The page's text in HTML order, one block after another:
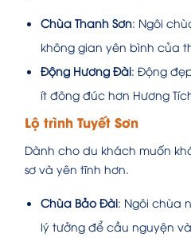
Chùa Thanh Sơn: Ngôi
không gian yên bình của
Động Hương Đài: Động
ít đông đúc hơn Hương
Lộ trình Tuyết Sơn
Dành cho du khách muốn
sơ và yên tĩnh hơn.
Chùa Bảo Đài: Ngôi chùa
lý tưởng để cầu nguyện